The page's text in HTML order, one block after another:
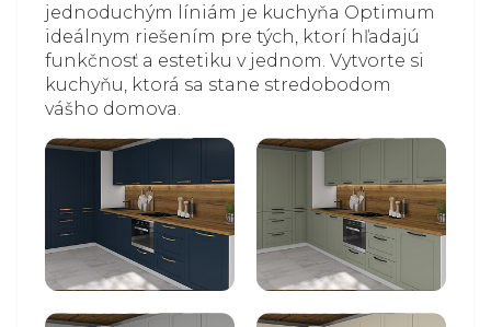
jednoduchým líniám je kuchyňa Optimum
ideálnym riešením pre tých, ktorí hľadajú
funkčnosť a estetiku v jednom. Vytvorte si
kuchyňu, ktorá sa stane stredobodom
vášho domova.